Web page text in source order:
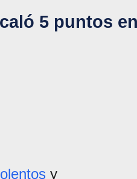
5 puntos
y